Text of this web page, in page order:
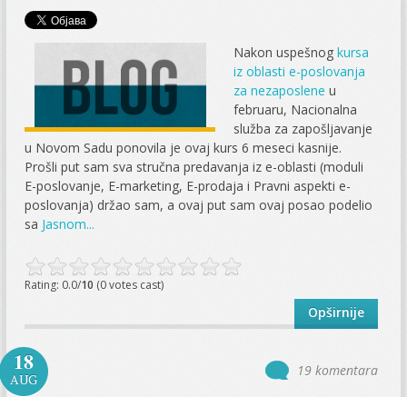
Nakon uspešnogkursa
iz oblasti e-poslovanja
za nezaposlene u
februaru, Nacionalna
služba za zapošljavanje
u Novom Sadu ponovila je ovaj kurs 6 meseci kasnije.
Prošli put sam sva stručna predavanja iz e-oblasti (moduli
E-poslovanje, E-marketing, E-prodaja i Pravni aspekti e-
poslovanja) držao sam, a ovaj put sam ovaj posao podelio
sa Jasnom...
Rating: 0.0/10 (0 votes cast)
Opširnije
18
AUG
19 komentara